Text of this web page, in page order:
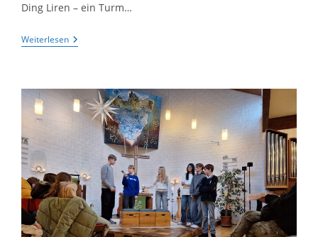
Ding Liren – ein Turm…
WeiterlesenSpannung
Bis
–
Hölty-
Schachmannschaften
Feiern